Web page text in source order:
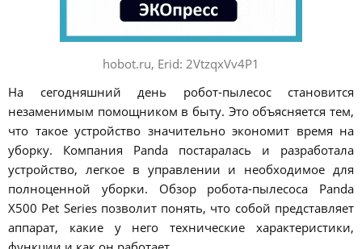
hobot.ru, Erid: 2VtzqxVv4P1
На сегодняшний день робот-пылесос становится
незаменимым помощником в быту. Это объясняется тем,
что такое устройство значительно экономит время на
уборку. Компания Panda постаралась и разработала
устройство, легкое в управлении и необходимое для
полноценной уборки. Обзор робота-пылесоса Panda
X500 Pet Series позволит понять, что собой представляет
аппарат, какие у него технические характеристики,